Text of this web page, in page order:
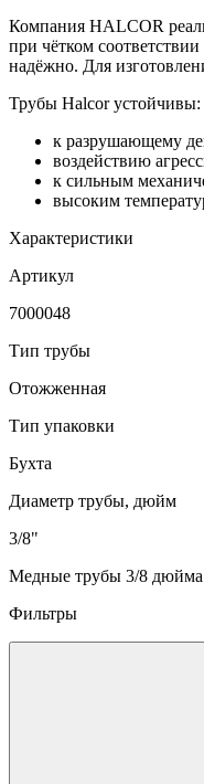
Компания HALCOR
при чётком
надёжно. Для
Трубы Halcor устойчивы:
к разрушающему
воздействию
к сильным
высоким
Характеристики
Артикул
7000048
Тип трубы
Отожженная
Тип упаковки
Бухта
Диаметр трубы, дюйм
3/8"
Медные трубы 3/8 дюйма
Фильтры